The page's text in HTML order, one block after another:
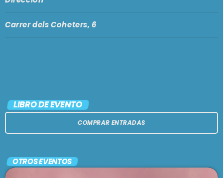
Carrer dels Coheters, 6
LIBRO DE EVENTO
COMPRAR ENTRADAS
OTROS EVENTOS